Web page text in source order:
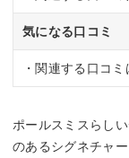
気になる口コミ
・関連する口コ
ポールスミスらし
のあるシグネチャ